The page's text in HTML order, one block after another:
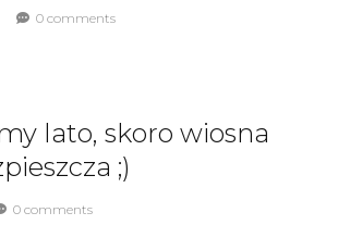
0 comments
lato, skoro wiosna
;)
0 comments